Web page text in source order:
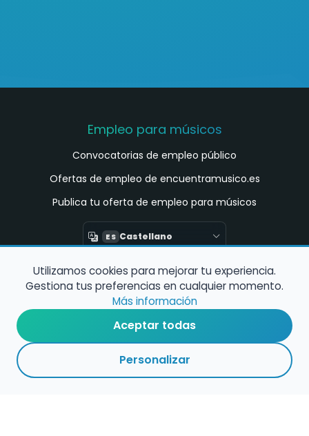
Empleo para músicos
Convocatorias de empleo público
Ofertas de empleo de encuentramusico.es
Publica tu oferta de empleo para músicos
ES Castellano
Encuentra Músico
Buscador de Músicos
Encuentra Pianista Acompañante
Asesoría para músicos y docentes
Utilizamos cookies para mejorar tu experiencia.
Gestiona tus preferencias en cualquier momento.
Más información
Aceptar todas
Personalizar